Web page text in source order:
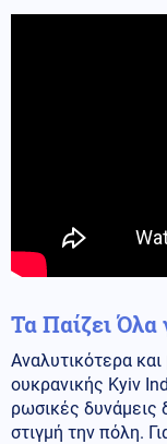
Τα Παίζει
Αναλυτικότερα
ουκρανικής Kyiv
ρωσικές δυνάμεις
στιγμή την πόλη.